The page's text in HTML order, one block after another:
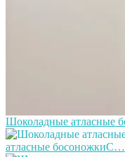
Шоколадные атласные
атласные босоножкиС…